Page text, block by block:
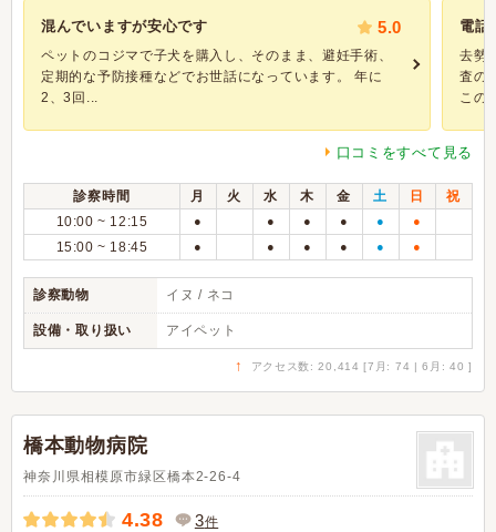
混んでいますが安心です 5.0
ペットのコジマで子犬を購入し、そのまま、避妊手術、
定期的な予防接種などでお世話になっています。 年に
2、3回...
電話
去勢
査の
この
口コミをすべて見る
診察時間 月 火 水 木 金 土 日
祝
10:00 ~ 12:15
● ● ● ● ● ●
15:00 ~ 18:45 ● ● ● ● ● ●
診察動物 イヌ / ネコ
設備・取り扱い アイペット
↑ アクセス数: 20,414 [7月: 74 | 6月: 40 ]
橋本動物病院
神奈川県相模原市緑区橋本2-26-4
4.38 3件